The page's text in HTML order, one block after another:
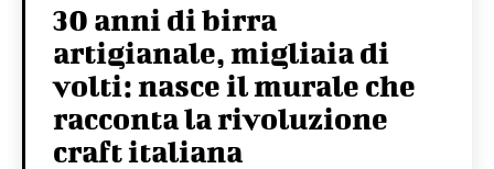
30 anni di birra
artigianale, migliaia di
volti: nasce il murale che
racconta la rivoluzione
craft italiana